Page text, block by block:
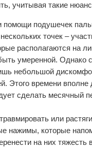
учитывая такие
помощи подушечек
точек –
располагаются на
умеренной. Однако
небольшой
Этого времени вполне
сделать месячный
или
нажимы, которые
на них